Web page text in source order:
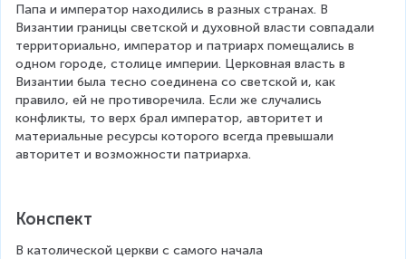
Папа и император находились в разных странах. В
Византии границы светской и духовной власти совпадали
территориально, император и патриарх помещались в
одном городе, столице империи. Церковная власть в
Византии была тесно соединена со светской и, как
правило, ей не противоречила. Если же случались
конфликты, то верх брал император, авторитет и
материальные ресурсы которого всегда превышали
авторитет и возможности патриарха.
Конспект
В католической церкви с самого начала